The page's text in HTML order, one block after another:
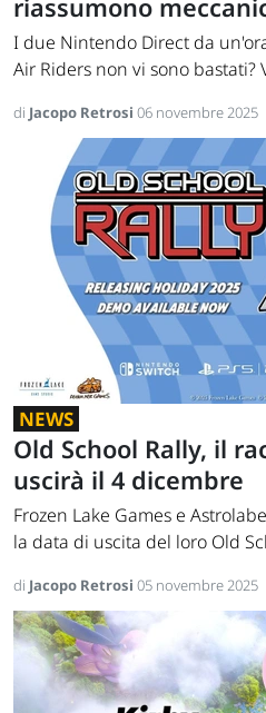
riassumono
I due Nintendo Direct da
Air Riders non vi sono bastati?
di Jacopo Retrosi 06 novembre 2025
NEWS
Old School Rally, il
uscirà il 4 dicembre
Frozen Lake Games e
la data di uscita del loro Old
di Jacopo Retrosi 05 novembre 2025